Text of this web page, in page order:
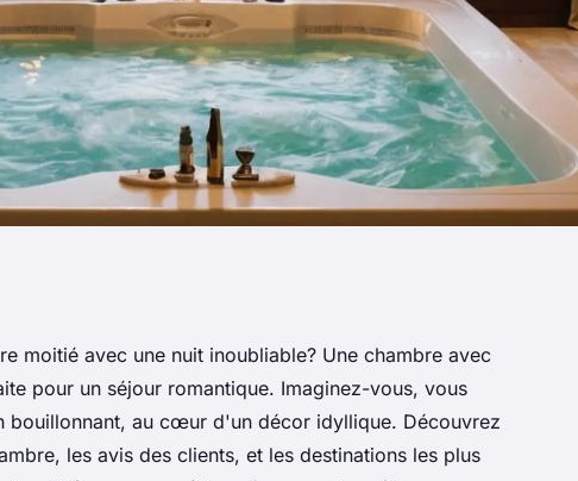
: trouvez
moitié avec une nuit inoubliable? Une chambre avec
pour un séjour romantique. Imaginez-vous, vous
bouillonnant, au cœur d'un décor idyllique. Découvrez
les avis des clients, et les destinations les plus